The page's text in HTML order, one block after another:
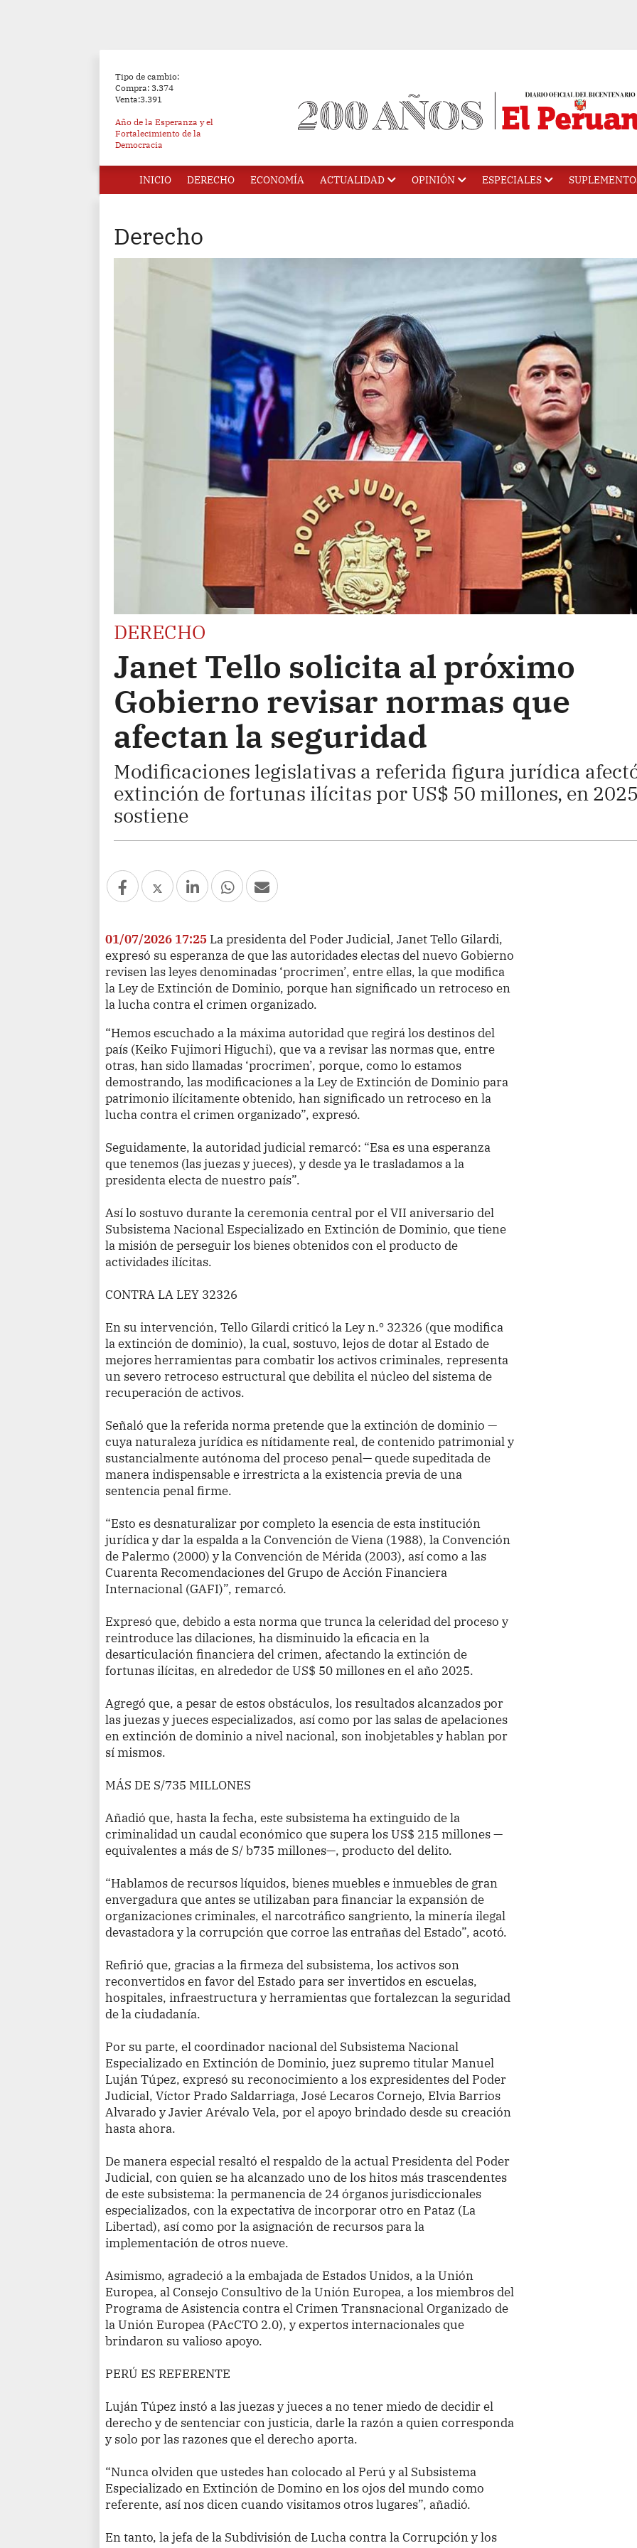
Tipo de cambio:
Compra: 3.374
Venta:3.391
Año de la Esperanza y el
Fortalecimiento de la
Democracia
INICIO DERECHO ECONOMÍA ACTUALIDAD OPINIÓN ESPECIALES
Derecho
DERECHO
Janet Tello solicita al próximo
Gobierno revisar normas que
afectan la seguridad
Modificaciones legislativas a referida figura jurídica
extinción de fortunas ilícitas por US$ 50 millones, en
sostiene
01/07/2026 17:25 La presidenta del Poder Judicial, Janet Tello Gilardi,
expresó su esperanza de que las autoridades electas del nuevo Gobierno
revisen las leyes denominadas ‘procrimen’, entre ellas, la que modifica
la Ley de Extinción de Dominio, porque han significado un retroceso en
la lucha contra el crimen organizado.
“Hemos escuchado a la máxima autoridad que regirá los destinos del
país (Keiko Fujimori Higuchi), que va a revisar las normas que, entre
otras, han sido llamadas ‘procrimen’, porque, como lo estamos
demostrando, las modificaciones a la Ley de Extinción de Dominio para
patrimonio ilícitamente obtenido, han significado un retroceso en la
lucha contra el crimen organizado”, expresó.
Seguidamente, la autoridad judicial remarcó: “Esa es una esperanza
que tenemos (las juezas y jueces), y desde ya le trasladamos a la
presidenta electa de nuestro país”.
Así lo sostuvo durante la ceremonia central por el VII aniversario del
Subsistema Nacional Especializado en Extinción de Dominio, que tiene
la misión de perseguir los bienes obtenidos con el producto de
actividades ilícitas.
CONTRA LA LEY 32326
En su intervención, Tello Gilardi criticó la Ley n.º 32326 (que modifica
la extinción de dominio), la cual, sostuvo, lejos de dotar al Estado de
mejores herramientas para combatir los activos criminales, representa
un severo retroceso estructural que debilita el núcleo del sistema de
recuperación de activos.
Señaló que la referida norma pretende que la extinción de dominio —
cuya naturaleza jurídica es nítidamente real, de contenido patrimonial y
sustancialmente autónoma del proceso penal— quede supeditada de
manera indispensable e irrestricta a la existencia previa de una
sentencia penal firme.
“Esto es desnaturalizar por completo la esencia de esta institución
jurídica y dar la espalda a la Convención de Viena (1988), la Convención
de Palermo (2000) y la Convención de Mérida (2003), así como a las
Cuarenta Recomendaciones del Grupo de Acción Financiera
Internacional (GAFI)”, remarcó.
Expresó que, debido a esta norma que trunca la celeridad del proceso y
reintroduce las dilaciones, ha disminuido la eficacia en la
desarticulación financiera del crimen, afectando la extinción de
fortunas ilícitas, en alrededor de US$ 50 millones en el año 2025.
Agregó que, a pesar de estos obstáculos, los resultados alcanzados por
las juezas y jueces especializados, así como por las salas de apelaciones
en extinción de dominio a nivel nacional, son inobjetables y hablan por
sí mismos.
MÁS DE S/735 MILLONES
Añadió que, hasta la fecha, este subsistema ha extinguido de la
criminalidad un caudal económico que supera los US$ 215 millones —
equivalentes a más de S/ b735 millones—, producto del delito.
“Hablamos de recursos líquidos, bienes muebles e inmuebles de gran
envergadura que antes se utilizaban para financiar la expansión de
organizaciones criminales, el narcotráfico sangriento, la minería ilegal
devastadora y la corrupción que corroe las entrañas del Estado”, acotó.
Refirió que, gracias a la firmeza del subsistema, los activos son
reconvertidos en favor del Estado para ser invertidos en escuelas,
hospitales, infraestructura y herramientas que fortalezcan la seguridad
de la ciudadanía.
Por su parte, el coordinador nacional del Subsistema Nacional
Especializado en Extinción de Dominio, juez supremo titular Manuel
Luján Túpez, expresó su reconocimiento a los expresidentes del Poder
Judicial, Víctor Prado Saldarriaga, José Lecaros Cornejo, Elvia Barrios
Alvarado y Javier Arévalo Vela, por el apoyo brindado desde su creación
hasta ahora.
De manera especial resaltó el respaldo de la actual Presidenta del Poder
Judicial, con quien se ha alcanzado uno de los hitos más trascendentes
de este subsistema: la permanencia de 24 órganos jurisdiccionales
especializados, con la expectativa de incorporar otro en Pataz (La
Libertad), así como por la asignación de recursos para la
implementación de otros nueve.
Asimismo, agradeció a la embajada de Estados Unidos, a la Unión
Europea, al Consejo Consultivo de la Unión Europea, a los miembros del
Programa de Asistencia contra el Crimen Transnacional Organizado de
la Unión Europea (PAcCTO 2.0), y expertos internacionales que
brindaron su valioso apoyo.
PERÚ ES REFERENTE
Luján Túpez instó a las juezas y jueces a no tener miedo de decidir el
derecho y de sentenciar con justicia, darle la razón a quien corresponda
y solo por las razones que el derecho aporta.
“Nunca olviden que ustedes han colocado al Perú y al Subsistema
Especializado en Extinción de Domino en los ojos del mundo como
referente, así nos dicen cuando visitamos otros lugares”, añadió.
En tanto, la jefa de la Subdivisión de Lucha contra la Corrupción y los